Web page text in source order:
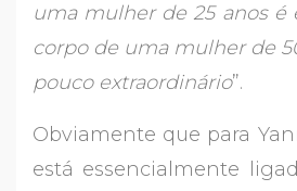
uma mulher de 25 anos é
corpo de uma mulher de
pouco extraordinário”.
Obviamente que para
está essencialmente